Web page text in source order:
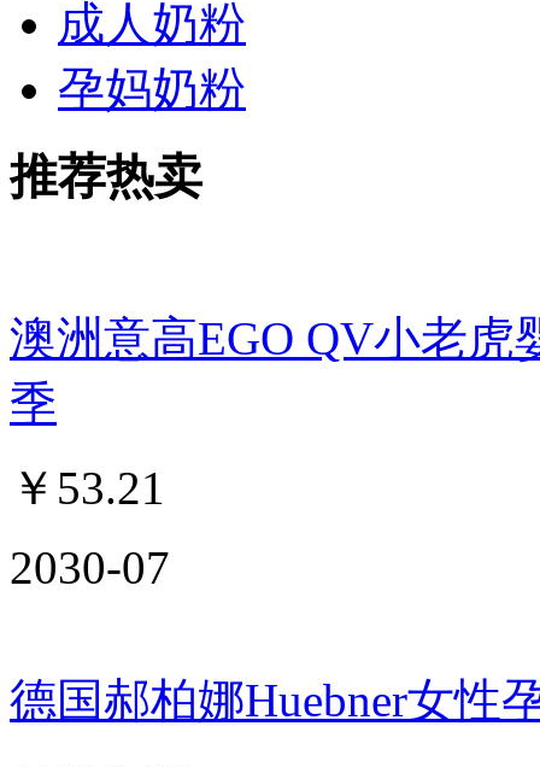
成人奶粉
孕妈奶粉
推荐热卖
澳洲意高EGO QV小老虎
季
￥ 53.21
2030-07
德国郝柏娜Huebner女性